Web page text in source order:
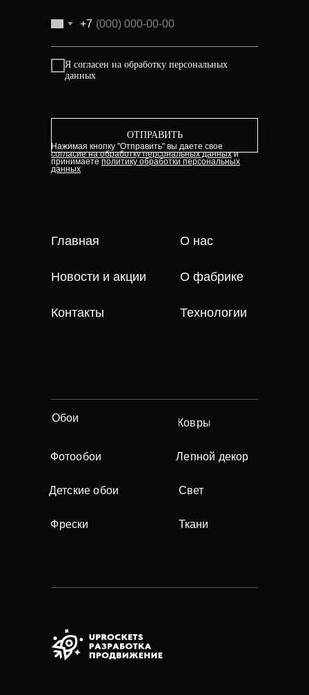
+7
Я согласен на обработку персональных
данных
ОТПРАВИТЬ
Главная
Новости и акции
Контакты
Нажимая кнопку "Отправить" вы даете свое
согласие на обработку персональных данныхи
принимаетеполитику обработки персональных
данных
Технологии
О нас
О фабрике
Обои
Фотообои
Детские обои
Фрески
Ковры
Лепной декор
Свет
Ткани